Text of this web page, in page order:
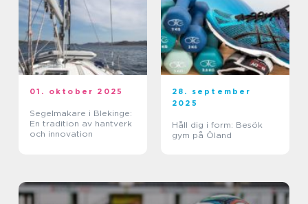
01. oktober 2025
Segelmakare i Blekinge:
En tradition av hantverk
och innovation
28. september
2025
Håll dig i form: Besök
gym på Öland